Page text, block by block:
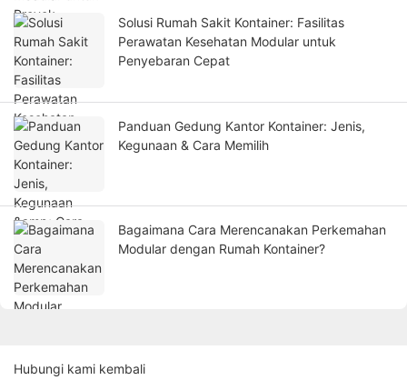
Solusi Rumah Sakit Kontainer: Fasilitas
Perawatan Kesehatan Modular untuk
Penyebaran Cepat
Panduan Gedung Kantor Kontainer: Jenis,
Kegunaan & Cara Memilih
Bagaimana Cara Merencanakan Perkemahan
Modular dengan Rumah Kontainer?
Hubungi kami kembali